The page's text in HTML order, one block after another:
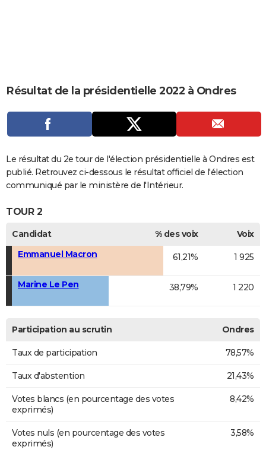
CARTE DE VOEUX
DICTIONNAIRE
Dictionnaire
Biographies
Expressions
Proverbes
PROGRAMME TV
COPAINS D'AVANT
Se connecter
Collèges
Universités
Entreprises
Service militaire
Avis de recherche
AVIS DE DÉCÈS
FORUM
Bricolage
Culture
Television
Voyage
Résultat de la présidentielle 2022 à Ondres
Le résultat du 2e tour de l'élection présidentielle à Ondres est
publié. Retrouvez ci-dessous le résultat officiel de l'élection
communiqué par le ministère de l'Intérieur.
TOUR 2
Candidat % des voix
Voix
Emmanuel Macron
61,21% 1 925
Marine Le Pen 38,79% 1 220
Participation au scrutin Ondres
Taux de participation 78,57%
Taux d'abstention 21,43%
Votes blancs (en pourcentage des votes
exprimés)
8,42%
Votes nuls (en pourcentage des votes
exprimés)
3,58%